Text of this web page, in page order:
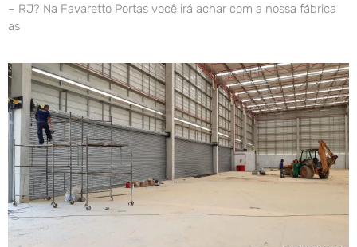
– RJ? Na Favaretto Portas você irá achar com a nossa fábrica
as